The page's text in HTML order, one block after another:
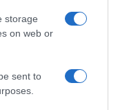
storage
on web or
sent to